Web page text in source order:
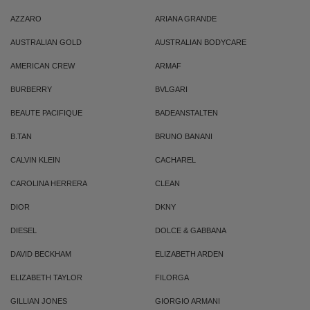
AZZARO ARIANA GRANDE
AUSTRALIAN GOLD AUSTRALIAN BODYCARE
AMERICAN CREW ARMAF
BURBERRY BVLGARI
BEAUTE PACIFIQUE BADEANSTALTEN
B.TAN BRUNO BANANI
CALVIN KLEIN CACHAREL
CAROLINA HERRERA CLEAN
DIOR DKNY
DIESEL DOLCE & GABBANA
DAVID BECKHAM ELIZABETH ARDEN
ELIZABETH TAYLOR FILORGA
GILLIAN JONES GIORGIO ARMANI